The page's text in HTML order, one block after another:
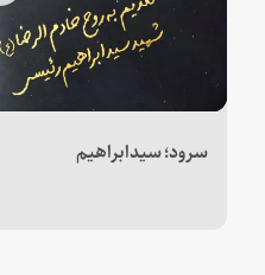
سرود؛ سیدابراهیم